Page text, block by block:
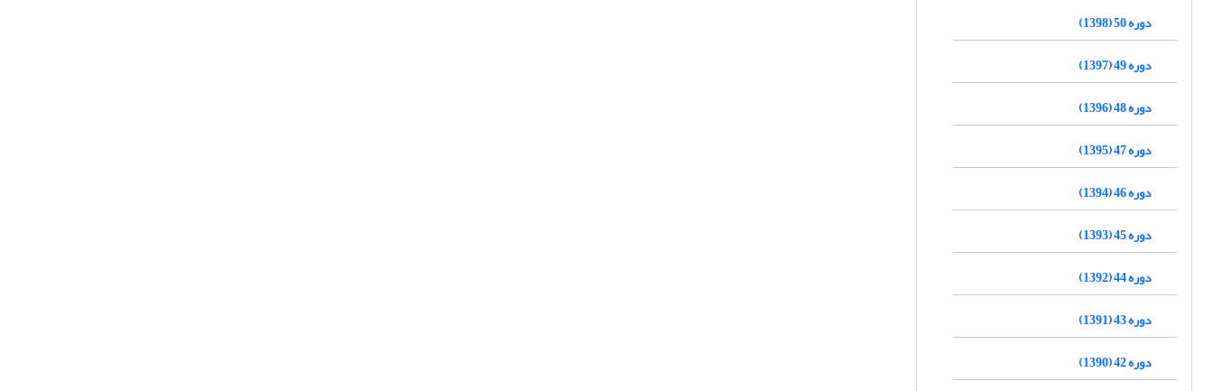
دوره 50 (1398)
دوره 49 (1397)
دوره 48 (1396)
دوره 47 (1395)
دوره 46 (1394)
دوره 45 (1393)
دوره 44 (1392)
دوره 43 (1391)
دوره 42 (1390)